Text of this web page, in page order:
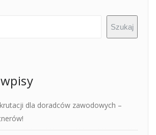
Szukaj
dla doradców zawodowych –